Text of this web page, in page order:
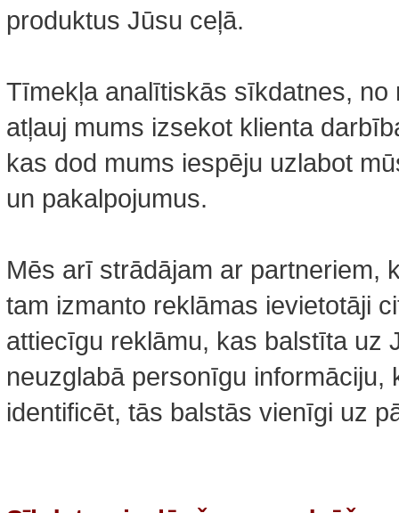
produktus Jūsu ceļā.
Tīmekļa analītiskās sīkdatnes, no
atļauj mums izsekot klienta
kas dod mums iespēju uzlabot
un pakalpojumus.
Mēs arī strādājam ar partneriem,
tam izmanto reklāmas ievietotāji
attiecīgu reklāmu, kas balstīta uz
neuzglabā personīgu
identificēt, tās balstās vienīgi uz